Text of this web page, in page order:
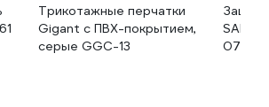
Трикотажные перчатки
Gigant с ПВХ-покрытием,
серые GGC-13